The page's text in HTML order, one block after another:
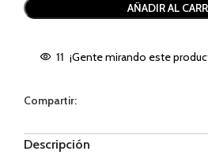
AÑADIR AL
11 ¡Gente mirando este
Compartir:
Descripción